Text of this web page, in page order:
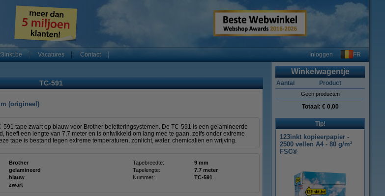
Vacatures Contact Inloggen FR
TC-591
(origineel)
591 tape zwart op blauw voor Brother beletteringsystemen. De TC-591 is een gelamineerde
heeft een lengte van 7,7 meter en is ontwikkeld om lang mee te gaan, zelfs onder extreme
tape is bestand tegen extreme temperaturen, zonlicht, water, chemicaliën en wrijving.
Brother Tapebreedte:
9 mm
gelamineerd Tapelengte:
7.7 meter
blauw Nummer:
TC-591
zwart
Winkelwagentje
Aantal Product
Geen producten
Totaal: € 0,00
Tip!
123inkt kopieerpapier -
2500 vellen A4 - 80 g/m²
FSC®